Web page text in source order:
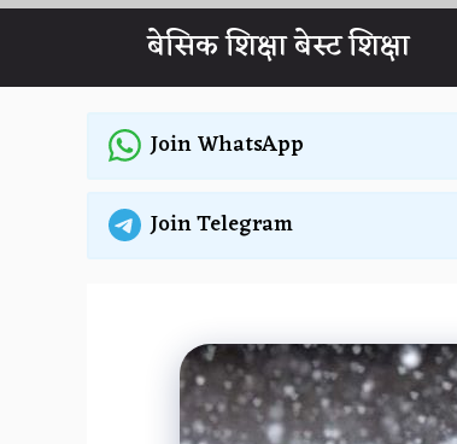
बेसिक शिक्षा बेस्ट शिक्षा
Join WhatsApp
Join Telegram